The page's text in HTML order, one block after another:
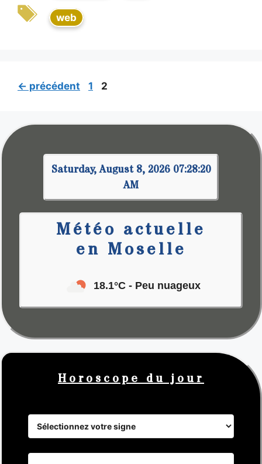
web
← précédent 1 2
Saturday, August 8, 2026 07:28:20
AM
Météo actuelle
en Moselle
18.1°C - Peu nuageux
Horoscope du jour